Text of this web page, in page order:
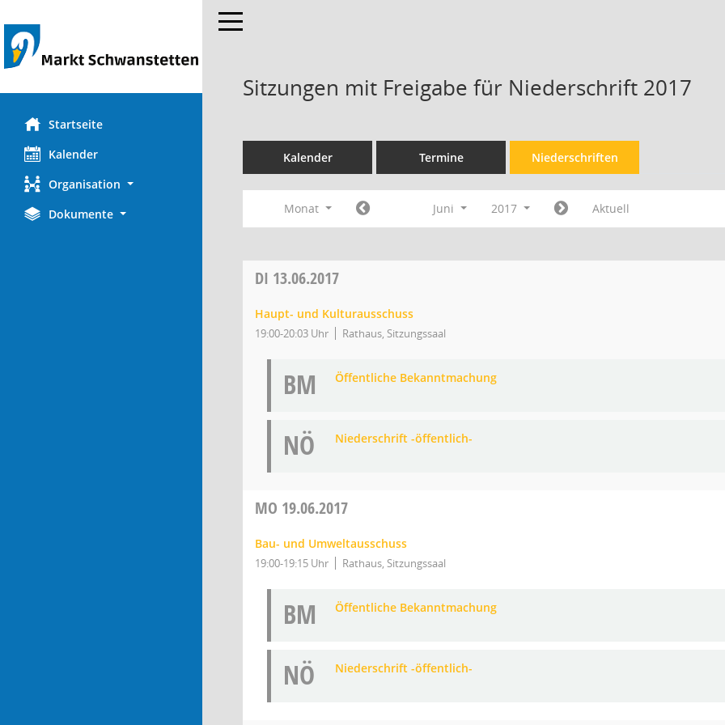
Startseite
Kalender
Organisation
Dokumente
Toggle navigation
Sitzungen mit Freigabe für Niederschrift 2017
Kalender Termine Niederschriften
Monat Juni 2017 Aktuell
DI 13.06.2017
Haupt- und Kulturausschuss
19:00-20:03 Uhr Rathaus, Sitzungssaal
BM Öffentliche Bekanntmachung
NÖ Niederschrift -öffentlich-
MO 19.06.2017
Bau- und Umweltausschuss
19:00-19:15 Uhr Rathaus, Sitzungssaal
BM Öffentliche Bekanntmachung
NÖ Niederschrift -öffentlich-